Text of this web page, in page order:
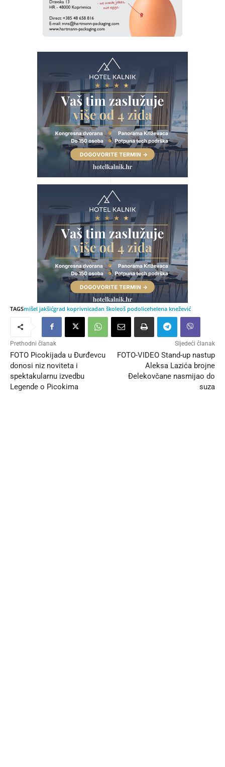
TAGSmišel jakšićgrad koprivnicadan školeoš podolicehelena knežević
Prethodni članak
FOTO Picokijada u Đurđevcu
donosi niz noviteta i
spektakularnu izvedbu
Legende o Picokima
Sljedeći članak
FOTO-VIDEO Stand-up nastup
Aleksa Lazića brojne
Đelekovčane nasmijao do
suza